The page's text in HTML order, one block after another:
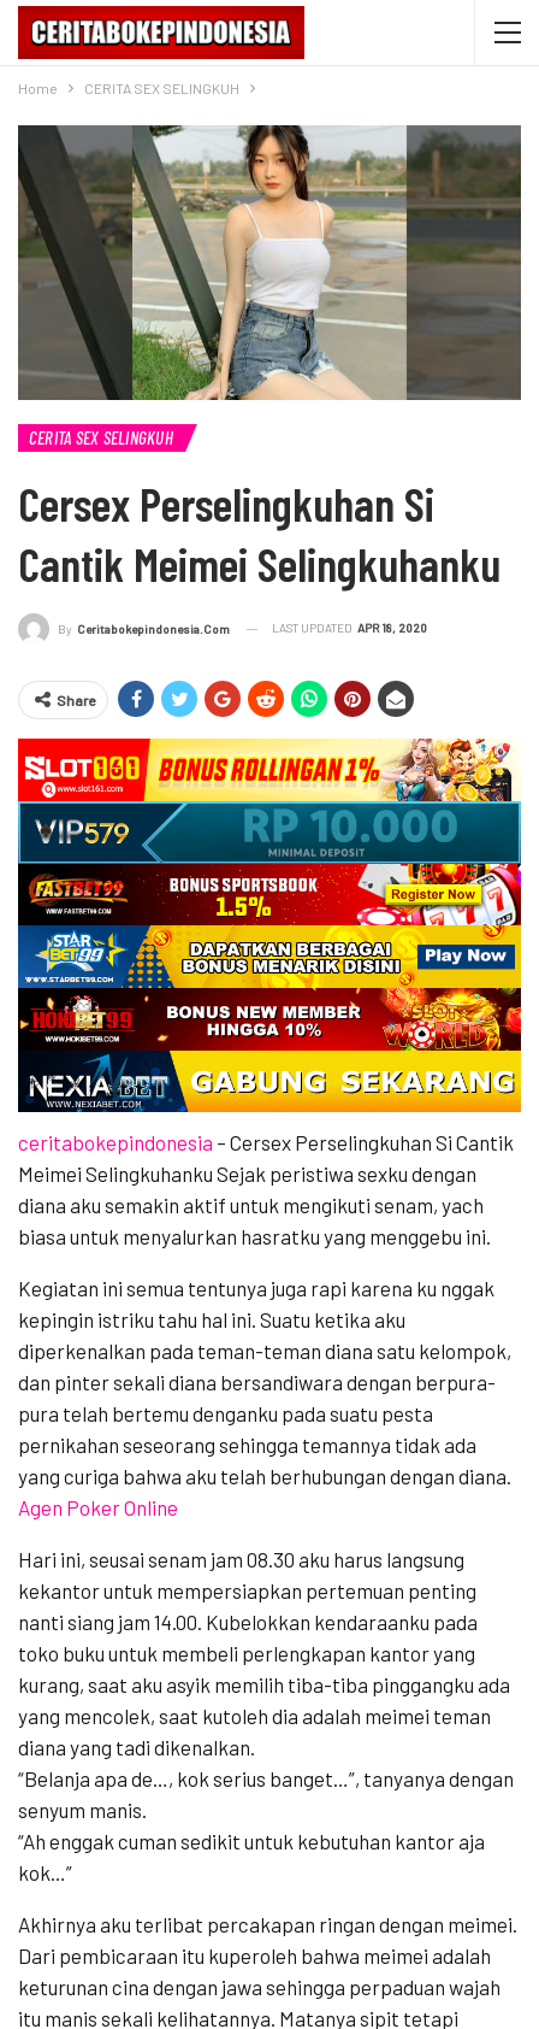
Home CERITA SEX SELINGKUH
CERITA SEX SELINGKUH
Cersex Perselingkuhan Si
Cantik Meimei Selingkuhanku
By Ceritabokepindonesia.com LAST UPDATED APR 18, 2020
Share
ceritabokepindonesia – Cersex Perselingkuhan Si Cantik
Meimei Selingkuhanku Sejak peristiwa sexku dengan
diana aku semakin aktif untuk mengikuti senam, yach
biasa untuk menyalurkan hasratku yang menggebu ini.
Kegiatan ini semua tentunya juga rapi karena ku nggak
kepingin istriku tahu hal ini. Suatu ketika aku
diperkenalkan pada teman-teman diana satu kelompok,
dan pinter sekali diana bersandiwara dengan berpura-
pura telah bertemu denganku pada suatu pesta
pernikahan seseorang sehingga temannya tidak ada
yang curiga bahwa aku telah berhubungan dengan diana.
Agen Poker Online
Hari ini, seusai senam jam 08.30 aku harus langsung
kekantor untuk mempersiapkan pertemuan penting
nanti siang jam 14.00. Kubelokkan kendaraanku pada
toko buku untuk membeli perlengkapan kantor yang
kurang, saat aku asyik memilih tiba-tiba pinggangku ada
yang mencolek, saat kutoleh dia adalah meimei teman
diana yang tadi dikenalkan.
“Belanja apa de…, kok serius banget…”, tanyanya dengan
senyum manis.
“Ah enggak cuman sedikit untuk kebutuhan kantor aja
kok…”
Akhirnya aku terlibat percakapan ringan dengan meimei.
Dari pembicaraan itu kuperoleh bahwa meimei adalah
keturunan cina dengan jawa sehingga perpaduan wajah
itu manis sekali kelihatannya. Matanya sipit tetapi